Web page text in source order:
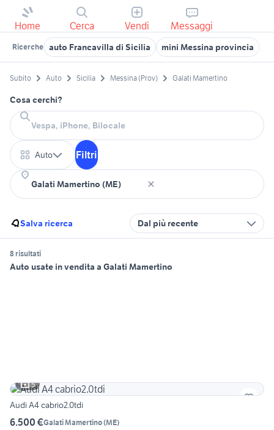
Home Cerca Vendi Messaggi
Ricerche auto Francavilla di Sicilia mini Messina provincia
Subito Auto Sicilia Messina (Prov) Galati Mamertino
Cosa cerchi?
Auto Filtri
Salva ricerca Dal più recente
8 risultati
Auto usate in vendita a Galati Mamertino
5
Audi A4 cabrio2.0tdi
6.500 €Galati Mamertino(ME)